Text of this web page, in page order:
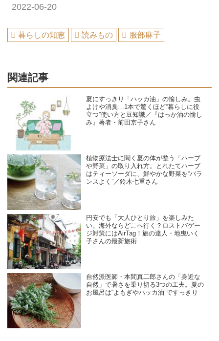
2022-06-20
暮らしの知恵 読みもの 服部麻子
関連記事
夏にすっきり「ハッカ油」の愉しみ。虫
よけや消臭…1本で驚くほど“暮らしに役
立つ”使い方と豆知識／『はっか油の愉し
み』著者・前田京子さん
植物療法士に聞く夏の体が整う「ハーブ
や野菜」の取り入れ方。とれたてハーブ
はティーソーダに、鮮やかな野菜を“バラ
ンスよく”／鈴木七重さん
円安でも「大人ひとり旅」を楽しみた
い。海外ならどこへ行く？ロストバゲー
ジ対策にはAirTag！旅の達人・地曳いく
子さんの最新旅術
自然派医師・本間真二郎さんの「身近な
自然」で暑さを乗り切る3つの工夫。夏の
お風呂は“よもぎやハッカ油”ですっきり